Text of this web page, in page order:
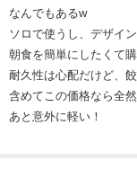
なんでもあるw
ソロで使うし、デザイ
朝食を簡単にしたくて購
耐久性は心配だけど、
含めてこの価格なら全然
あと意外に軽い！